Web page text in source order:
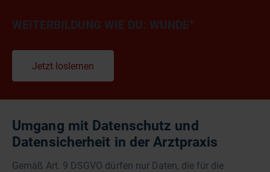
WEITERBILDUNG WIE DU: WUNDE+
Jetzt loslernen
Umgang mit Datenschutz und
Datensicherheit in der Arztpraxis
Gemäß Art. 9 DSGVO dürfen nur Daten, die für die